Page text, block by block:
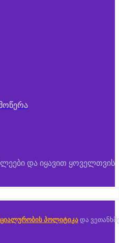
და იყავით ყოველთვის
პოლიტიკა და